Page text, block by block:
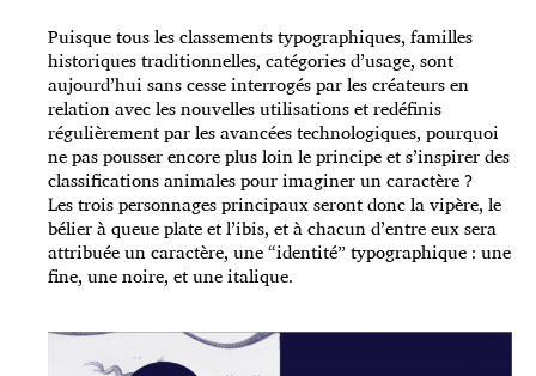
Puisque tous les classements typographiques, familles
historiques traditionnelles, catégories d’usage, sont
aujourd’hui sans cesse interrogés par les créateurs en
relation avec les nouvelles utilisations et redéfinis
régulièrement par les avancées technologiques, pourquoi
ne pas pousser encore plus loin le principe et s’inspirer des
classifications animales pour imaginer un caractère ?
Les trois personnages principaux seront donc la vipère, le
bélier à queue plate et l’ibis, et à chacun d’entre eux sera
attribuée un caractère, une “identité” typographique : une
fine, une noire, et une italique.